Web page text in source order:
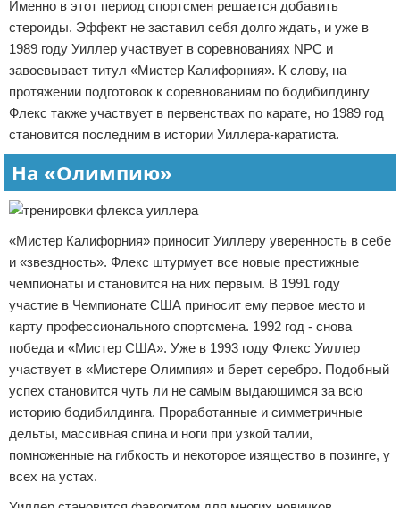
Именно в этот период спортсмен решается добавить
стероиды. Эффект не заставил себя долго ждать, и уже в
1989 году Уиллер участвует в соревнованиях NPC и
завоевывает титул «Мистер Калифорния». К слову, на
протяжении подготовок к соревнованиям по бодибилдингу
Флекс также участвует в первенствах по карате, но 1989 год
становится последним в истории Уиллера-каратиста.
На «Олимпию»
«Мистер Калифорния» приносит Уиллеру уверенность в себе
и «звездность». Флекс штурмует все новые престижные
чемпионаты и становится на них первым. В 1991 году
участие в Чемпионате США приносит ему первое место и
карту профессионального спортсмена. 1992 год - снова
победа и «Мистер США». Уже в 1993 году Флекс Уиллер
участвует в «Мистере Олимпия» и берет серебро. Подобный
успех становится чуть ли не самым выдающимся за всю
историю бодибилдинга. Проработанные и симметричные
дельты, массивная спина и ноги при узкой талии,
помноженные на гибкость и некоторое изящество в позинге, у
всех на устах.